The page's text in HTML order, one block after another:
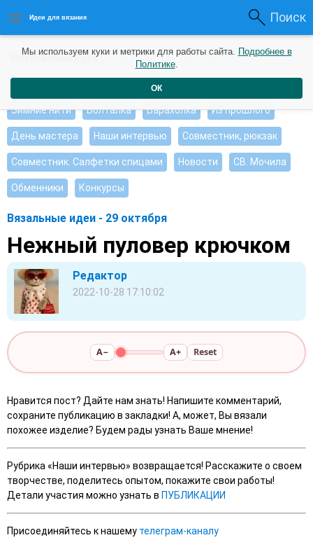
Идеи для вязания Поиск
Интересные идеи Мои работы Видео журнал
Душевные петельки
Зимние нити Болталка Барахолка Из прошлого
День мастера Наши интервью Совместник, рюкзак
Совместник. Салфетки спицами Новости СВ. Мочила
Обменники Конкурсы
Вязальные идеи - 29 октября
Нежный пуловер крючком
Редактор
2022-10-28 17:10:02
A− A+ Reset
Нравится пост? Дайте нам знать! Напишите комментарий,
сохраните публикацию в закладки! А, может, Вы вязали
похожее изделие? Будем рады узнать Ваше мнение!
Рубрика «Наши интервью» возвращается! Расскажите о своем
творчестве, поделитесь опытом, покажите свои работы!
Детали участия можно узнать в ПУБЛИКАЦИИ
Присоединяйтесь к нашему телеграм-каналу
Мы используем куки и метрики для работы сайта. Подробнее в
Политике.
ОК